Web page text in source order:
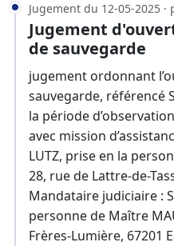
Jugement du 12-05-2025
Jugement
de sauvegarde
jugement ordonnant
sauvegarde, référencé
la période
avec mission
LUTZ, prise en la
28, rue de Lattre-de-
Mandataire judiciaire :
personne de Maître
Frères-Lumière, 67201